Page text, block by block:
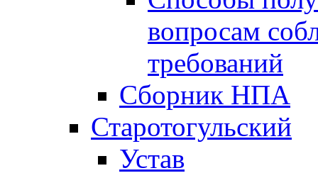
вопросам
требований
Сборник НПА
Старотогульский
Устав